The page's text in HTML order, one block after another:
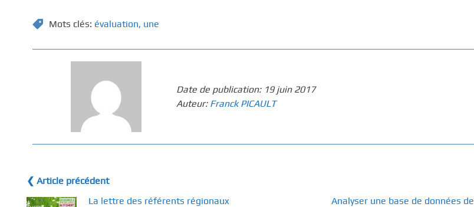
Mots clés: évaluation, une
Date de publication: 19 juin 2017
Auteur: Franck PICAULT
❮ Article précédent
La lettre des référents régionaux
Analyser une base de données de